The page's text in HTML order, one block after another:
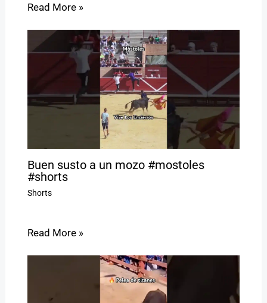
Read More »
Buen susto a un mozo #mostoles
#shorts
Shorts
Read More »